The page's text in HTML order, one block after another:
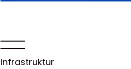
Infrastruktur